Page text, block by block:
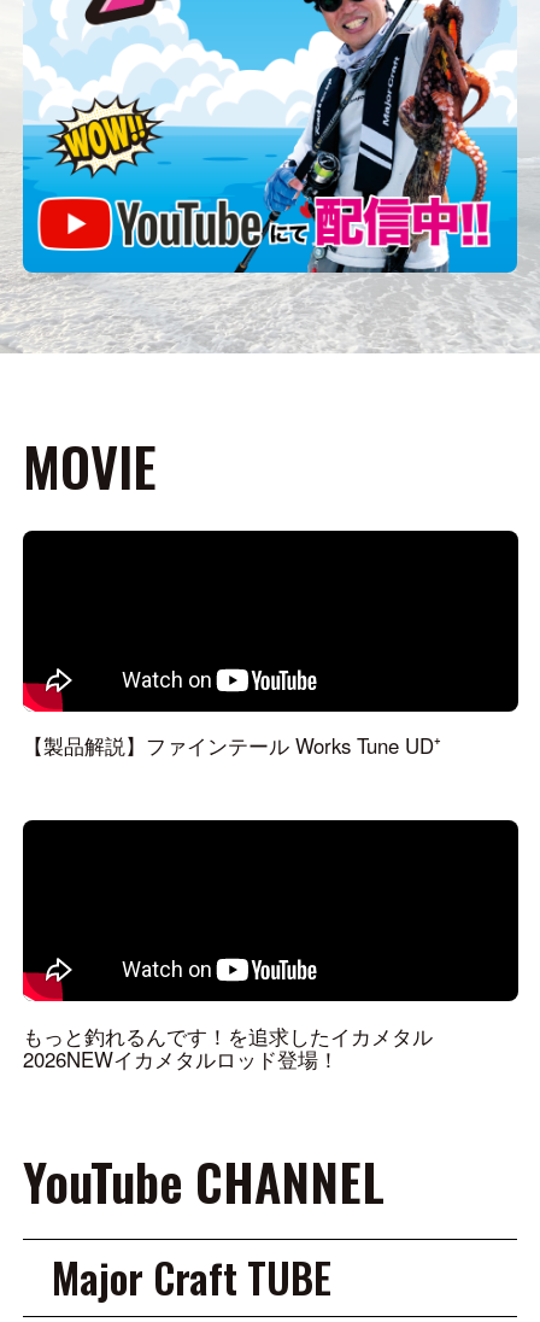
MOVIE
【製品解説】ファインテール Works Tune UD⁺
もっと釣れるんです！を追求したイカメタル
2026NEWイカメタルロッド登場！
YouTube CHANNEL
Major Craft TUBE